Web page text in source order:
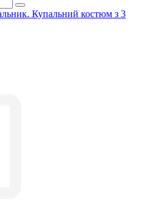
Купальний костюм з 3